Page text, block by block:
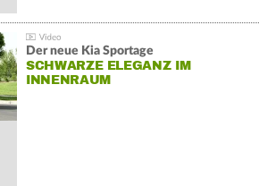
Der neue Kia Sportage
SCHWARZE ELEGANZ IM
INNENRAUM